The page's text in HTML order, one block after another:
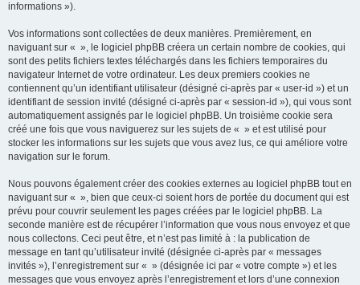
informations »).
Vos informations sont collectées de deux manières. Premièrement, en
naviguant sur « », le logiciel phpBB créera un certain nombre de cookies, qui
sont des petits fichiers textes téléchargés dans les fichiers temporaires du
navigateur Internet de votre ordinateur. Les deux premiers cookies ne
contiennent qu’un identifiant utilisateur (désigné ci-après par « user-id ») et un
identifiant de session invité (désigné ci-après par « session-id »), qui vous sont
automatiquement assignés par le logiciel phpBB. Un troisième cookie sera
créé une fois que vous naviguerez sur les sujets de « » et est utilisé pour
stocker les informations sur les sujets que vous avez lus, ce qui améliore votre
navigation sur le forum.
Nous pouvons également créer des cookies externes au logiciel phpBB tout en
naviguant sur « », bien que ceux-ci soient hors de portée du document qui est
prévu pour couvrir seulement les pages créées par le logiciel phpBB. La
seconde manière est de récupérer l’information que vous nous envoyez et que
nous collectons. Ceci peut être, et n’est pas limité à : la publication de
message en tant qu’utilisateur invité (désignée ci-après par « messages
invités »), l’enregistrement sur « » (désignée ici par « votre compte ») et les
messages que vous envoyez après l’enregistrement et lors d’une connexion